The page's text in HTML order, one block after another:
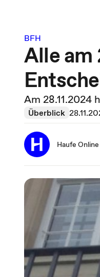
BFH
Alle am
Am
Überblick
Haufe